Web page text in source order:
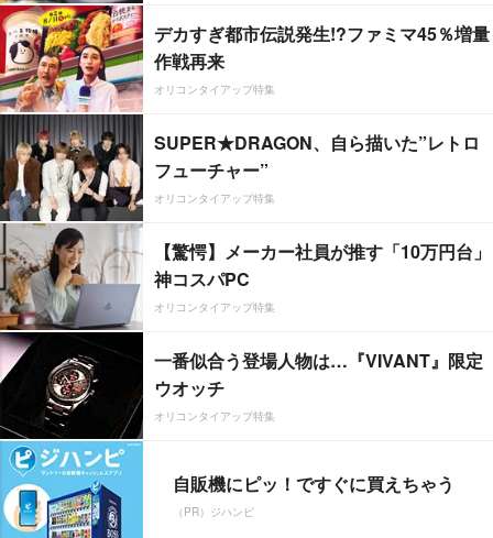
デカすぎ都市伝説発生!?ファミマ45％増量
作戦再来
オリコンタイアップ特集
SUPER★DRAGON、自ら描いた”レトロ
フューチャー”
オリコンタイアップ特集
【驚愕】メーカー社員が推す「10万円台」
神コスパPC
オリコンタイアップ特集
一番似合う登場人物は…『VIVANT』限定
ウオッチ
オリコンタイアップ特集
自販機にピッ！ですぐに買えちゃう
（PR）ジハンピ